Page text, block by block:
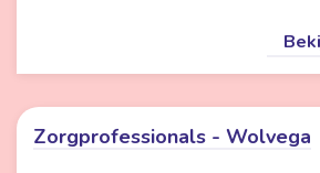
Zorgprofessionals - Wolvega